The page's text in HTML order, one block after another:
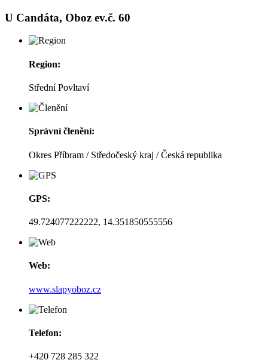
U Candáta, Oboz ev.č. 60
Region:
Střední Povltaví
Správní členění:
Okres Příbram / Středočeský kraj / Česká republika
GPS:
49.724077222222, 14.351850555556
Web:
www.slapyoboz.cz
Telefon:
+420 728 285 322